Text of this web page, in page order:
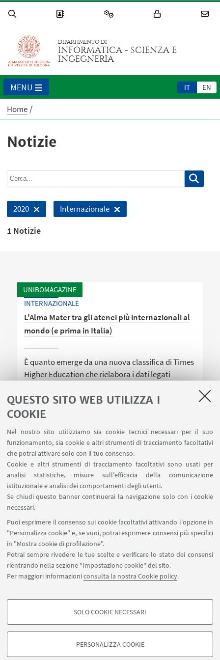
QUESTO SITO WEB UTILIZZA I
COOKIE
Nel nostro sito utilizziamo sia cookie tecnici necessari per il suo
funzionamento, sia cookie e altri strumenti di tracciamento facoltativi
che potrai attivare solo con il tuo consenso.
Cookie e altri strumenti di tracciamento facoltativi sono usati per
analisi statistiche, misure sull'efficacia della comunicazione
istituzionale e analisi dei comportamenti degli utenti.
Se chiudi questo banner continuerai la navigazione solo con i cookie
necessari.
Puoi esprimere il consenso sui cookie facoltativi attivando l'opzione in
"Personalizza cookie" e, se vuoi, potrai esprimere consensi più specifici
in "Mostra cookie di profilazione".
Potrai sempre rivedere le tue scelte e verificare lo stato dei consensi
rientrando nella sezione "Impostazione cookie" del sito.
Per maggiori informazioniconsulta la nostra Cookie policy.
COOKIE DI PROFILAZIONE - FACOLTATIVI
degli utenti, creare profili in base al loro comportamento sul sito, per analisi
di marketing.
SOLO COOKIE NECESSARI
PERSONALIZZA COOKIE
DIPARTIMENTO DI
INFORMATICA - SCIENZA E
INGEGNERIA
IT EN
MENU
Home
Notizie
2020 Internazionale
1 Notizie
UNIBOMAGAZINE
INTERNAZIONALE
L'Alma Mater tra gli atenei più internazionali al
mondo (e prima in Italia)
È quanto emerge da una nuova classifica di Times
Higher Education che rielabora i dati legati
World University Rankings 2020
LINK UTILI
Area riservata
SEGUI UNIBO SU:
APP:
©Copyright 2026 - ALMA MATER STUDIORUM - Università di
Bologna - Via Zamboni, 33 - 40126 Bologna - PI: 01131710376 - CF:
80007010376